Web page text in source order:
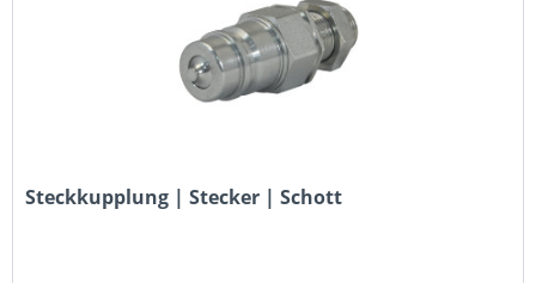
Steckkupplung | Stecker | Schott